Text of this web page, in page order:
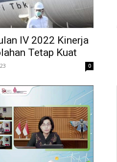
IV 2022 Kinerja
Tetap Kuat
0